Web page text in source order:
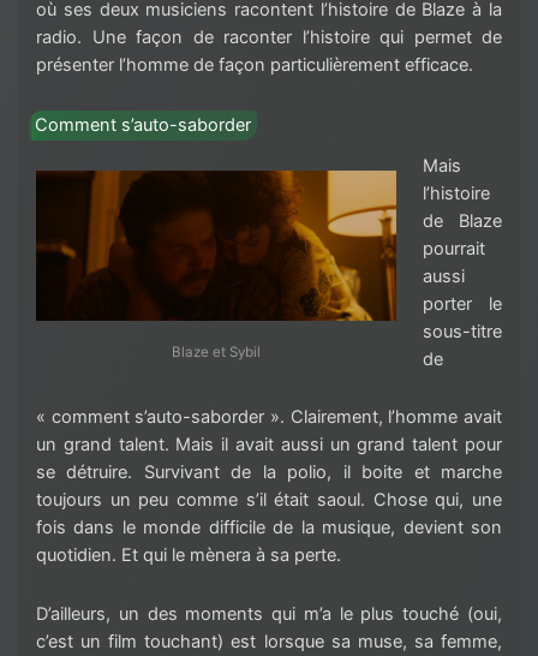
où ses deux musiciens racontent l’histoire de Blaze à la
radio. Une façon de raconter l’histoire qui permet de
présenter l’homme de façon particulièrement efficace.
Comment s’auto-saborder
Blaze et Sybil
Mais
l’histoire
de Blaze
pourrait
aussi
porter le
sous-titre
de
« comment s’auto-saborder ». Clairement, l’homme avait
un grand talent. Mais il avait aussi un grand talent pour
se détruire. Survivant de la polio, il boite et marche
toujours un peu comme s’il était saoul. Chose qui, une
fois dans le monde difficile de la musique, devient son
quotidien. Et qui le mènera à sa perte.
D’ailleurs, un des moments qui m’a le plus touché (oui,
c’est un film touchant) est lorsque sa muse, sa femme,